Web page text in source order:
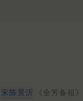
宋陈景沂 《全芳备祖》